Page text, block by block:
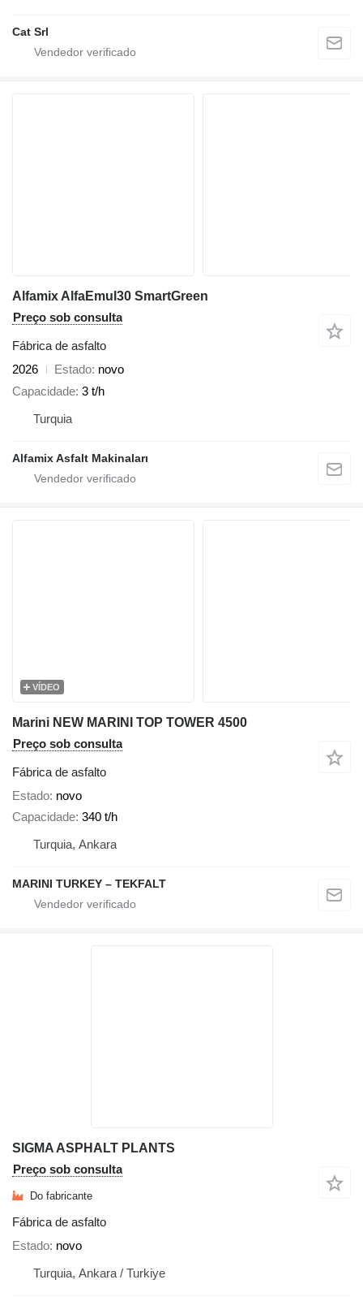
Cat Srl
Alfamix AlfaEmul30 SmartGreen
Preço sob consulta
Fábrica de asfalto
2026
Estado novo
Capacidade 3 t/h
Turquia
Alfamix Asfalt Makinaları
VÍDEO
Marini NEW MARINI TOP TOWER 4500
Preço sob consulta
Fábrica de asfalto
Estado novo
Capacidade 340 t/h
Turquia, Ankara
MARINI TURKEY – TEKFALT
SIGMA ASPHALT PLANTS
Preço sob consulta
Do fabricante
Fábrica de asfalto
Estado novo
Turquia, Ankara / Turkiye